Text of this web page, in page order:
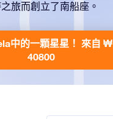
旅而創立了南船座。
中的一顆星星！ 來自 ₩
40800